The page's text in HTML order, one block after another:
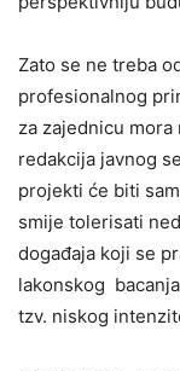
Zato se ne treba
profesionalnog
za zajednicu
redakcija javnog
projekti će biti
smije tolerisati
događaja koji se
lakonskog
tzv. niskog